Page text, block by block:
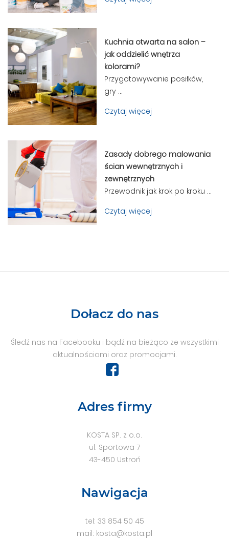
Kuchnia otwarta na salon –
jak oddzielić wnętrza
kolorami?
Przygotowywanie posiłków,
gry ...
Czytaj więcej
Zasady dobrego malowania
ścian wewnętrznych i
zewnętrznych
Przewodnik jak krok po kroku ...
Czytaj więcej
Dołacz do nas
Śledź nas na Facebooku i bądź na bieżąco ze wszystkimi
aktualnościami oraz promocjami.
Adres firmy
KOSTA SP. z o.o.
ul. Sportowa 7
43-450 Ustroń
Nawigacja
tel: 33 854 50 45
mail: kosta@kosta.pl